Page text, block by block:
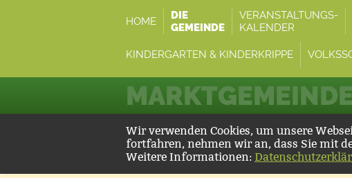
HOME
DIE
GEMEINDE
VERANSTALTUNGS-
KALENDER
KINDERGARTEN & KINDERKRIPPE
Wir verwenden Cookies, um unsere
fortfahren, nehmen wir an, dass Sie mit
Weitere Informationen: